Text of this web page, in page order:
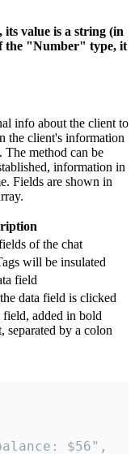
value is a string (in
the "Number" type, it
info about the client to
the client's information
The method can be
information in
Fields are shown in
of the chat
will be insulated
field
data field is clicked
added in bold
separated by a colon
$56",